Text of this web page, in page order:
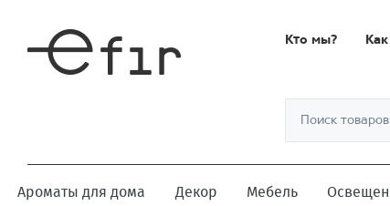
Кто мы?
Ароматы для дома Декор Мебель